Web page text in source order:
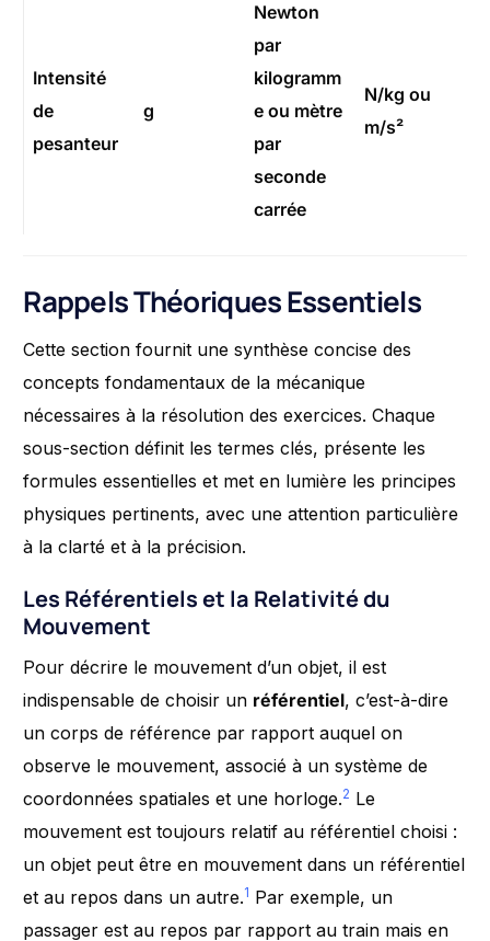
Intensité
de
pesanteur
g
Newton
par
kilogramm
e ou mètre
par
seconde
carrée
N/kg ou
m/s²
Rappels Théoriques Essentiels
Cette section fournit une synthèse concise des
concepts fondamentaux de la mécanique
nécessaires à la résolution des exercices. Chaque
sous-section définit les termes clés, présente les
formules essentielles et met en lumière les principes
physiques pertinents, avec une attention particulière
à la clarté et à la précision.
Les Référentiels et la Relativité du
Mouvement
Pour décrire le mouvement d’un objet, il est
indispensable de choisir un référentiel, c’est-à-dire
un corps de référence par rapport auquel on
observe le mouvement, associé à un système de
coordonnées spatiales et une horloge.2 Le
mouvement est toujours relatif au référentiel choisi :
un objet peut être en mouvement dans un référentiel
et au repos dans un autre.1 Par exemple, un
passager est au repos par rapport au train mais en